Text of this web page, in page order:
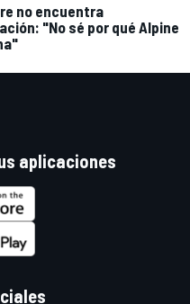
no encuentra
"No sé por qué Alpine
aplicaciones